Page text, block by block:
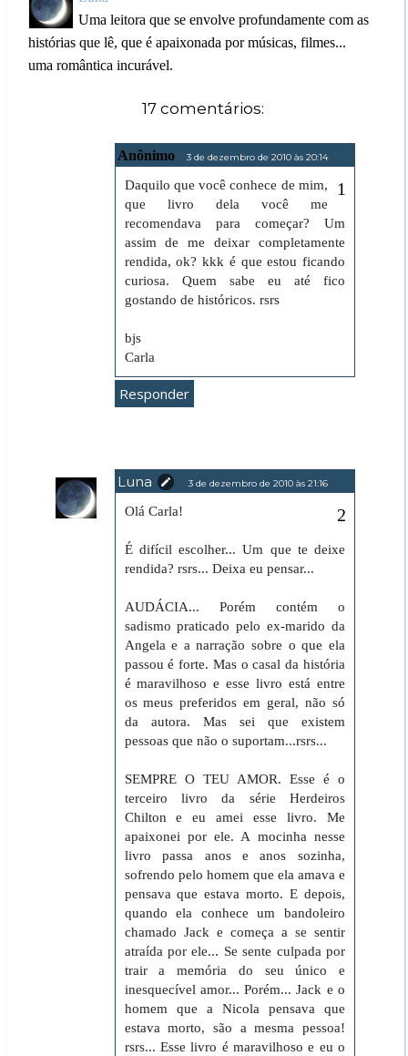
Uma leitora que se envolve profundamente com as
histórias que lê, que é apaixonada por músicas, filmes...
uma romântica incurável.
17 comentários:
Anônimo 3 de dezembro de 2010 às 20:14
Daquilo que você conhece de mim,
que livro dela você me
recomendava para começar? Um
assim de me deixar completamente
rendida, ok? kkk é que estou ficando
curiosa. Quem sabe eu até fico
gostando de históricos. rsrs
bjs
Carla
Responder
Luna 3 de dezembro de 2010 às 21:16
Olá Carla!
É difícil escolher... Um que te deixe
rendida? rsrs... Deixa eu pensar...
AUDÁCIA... Porém contém o
sadismo praticado pelo ex-marido da
Angela e a narração sobre o que ela
passou é forte. Mas o casal da história
é maravilhoso e esse livro está entre
os meus preferidos em geral, não só
da autora. Mas sei que existem
pessoas que não o suportam...rsrs...
SEMPRE O TEU AMOR. Esse é o
terceiro livro da série Herdeiros
Chilton e eu amei esse livro. Me
apaixonei por ele. A mocinha nesse
livro passa anos e anos sozinha,
sofrendo pelo homem que ela amava e
pensava que estava morto. E depois,
quando ela conhece um bandoleiro
chamado Jack e começa a se sentir
atraída por ele... Se sente culpada por
trair a memória do seu único e
inesquecível amor... Porém... Jack e o
homem que a Nicola pensava que
estava morto, são a mesma pessoa!
rsrs... Esse livro é maravilhoso e eu o